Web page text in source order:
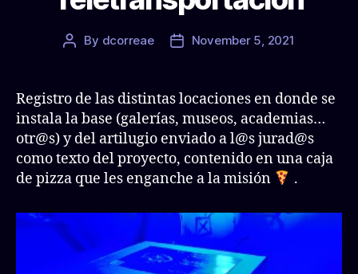
Post
By dcorreae
PostNovember 5, 2021
Registro de las distintas locaciones en donde se
instala la base (galerías, museos, academias…
otr@s) y del artilugio enviado a l@s jurad@s
como texto del proyecto, contenido en una caja
de pizza que les enganche a la misión
.